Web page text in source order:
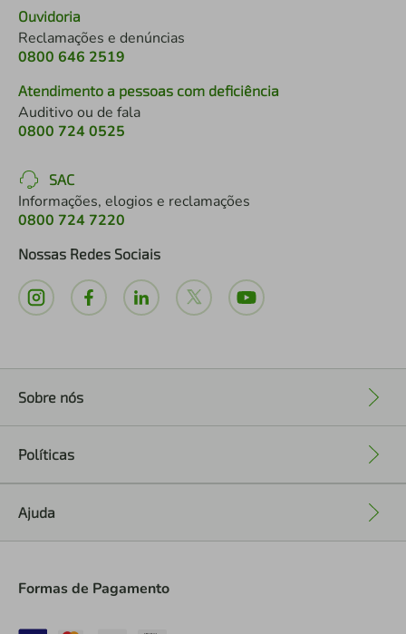
Ouvidoria
Reclamações e denúncias
0800 646 2519
Atendimento a pessoas com deficiência
Auditivo ou de fala
0800 724 0525
SAC
Informações, elogios e reclamações
0800 724 7220
Nossas Redes Sociais
Sobre nós
Políticas
Ajuda
Formas de Pagamento